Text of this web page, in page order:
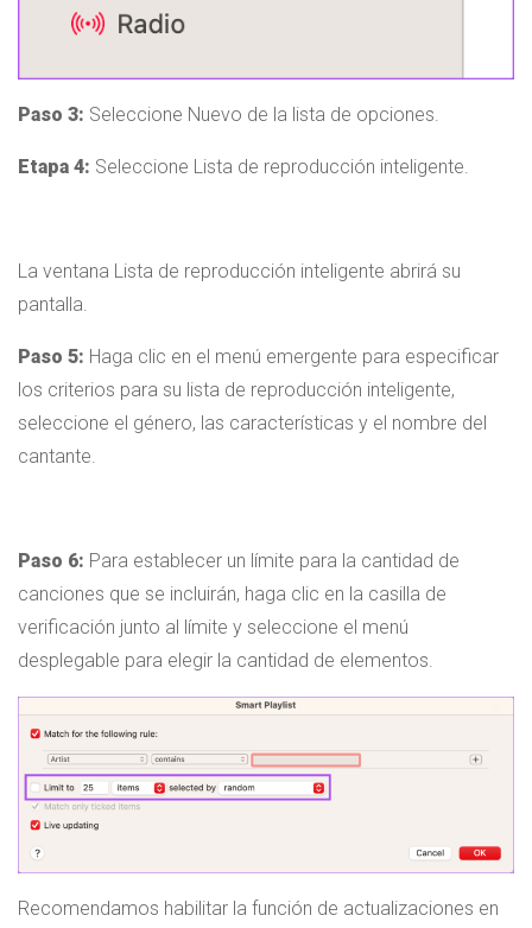
Paso 3: Seleccione Nuevo de la lista de opciones.
Etapa 4: Seleccione Lista de reproducción inteligente.
La ventana Lista de reproducción inteligente abrirá su
pantalla.
Paso 5: Haga clic en el menú emergente para especificar
los criterios para su lista de reproducción inteligente,
seleccione el género, las características y el nombre del
cantante.
Paso 6: Para establecer un límite para la cantidad de
canciones que se incluirán, haga clic en la casilla de
verificación junto al límite y seleccione el menú
desplegable para elegir la cantidad de elementos.
Recomendamos habilitar la función de actualizaciones en